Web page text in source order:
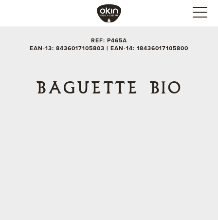
REF: P465A
EAN-13: 8436017105803 | EAN-14: 18436017105800
BAGUETTE BIO